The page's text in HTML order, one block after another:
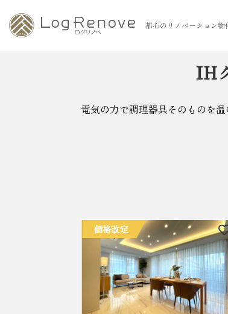
都心のリノベーション物
IH
電気の力で調理器具そのものを
価格改定